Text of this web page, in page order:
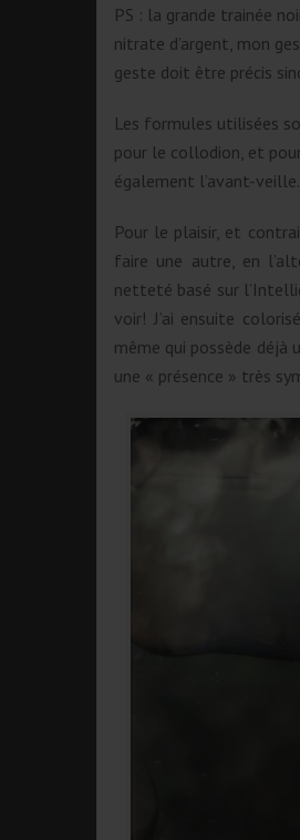
PS : la grande trainée
nitrate d’argent, mon
geste doit être précis
Les formules utilisées
pour le collodion, et
également l’avant-veille.
Pour le plaisir, et
faire une autre, en
netteté basé sur
voir! J’ai ensuite
même qui possède
une « présence » très